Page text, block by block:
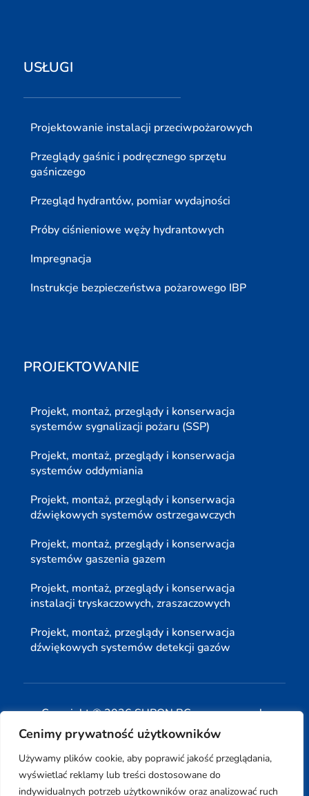
Cenimy prywatność użytkowników
Używamy plików cookie, aby poprawić jakość przeglądania,
wyświetlać reklamy lub treści dostosowane do
indywidualnych potrzeb użytkowników oraz analizować ruch
USŁUGI
Projektowanie instalacji przeciwpożarowych
Przeglądy gaśnic i podręcznego sprzętu
gaśniczego
Przegląd hydrantów, pomiar wydajności
Próby ciśnieniowe węży hydrantowych
Impregnacja
Instrukcje bezpieczeństwa pożarowego IBP
PROJEKTOWANIE
Projekt, montaż, przeglądy i konserwacja
systemów sygnalizacji pożaru (SSP)
Projekt, montaż, przeglądy i konserwacja
systemów oddymiania
Projekt, montaż, przeglądy i konserwacja
dźwiękowych systemów ostrzegawczych
Projekt, montaż, przeglądy i konserwacja
systemów gaszenia gazem
Projekt, montaż, przeglądy i konserwacja
instalacji tryskaczowych, zraszaczowych
Projekt, montaż, przeglądy i konserwacja
dźwiękowych systemów detekcji gazów
Copyright © 2026 SUPON BC sp, z o. o. sp. k.
| Realizacja: www.woh.group